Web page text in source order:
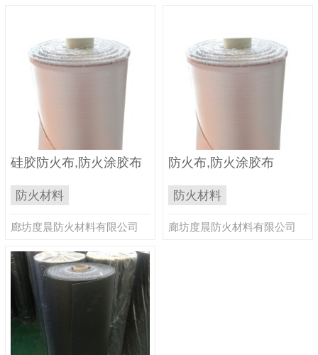
硅胶防火布,防火涂胶布
防火材料
廊坊度晨防火材料有限公司
防火布,防火涂胶布
防火材料
廊坊度晨防火材料有限公司